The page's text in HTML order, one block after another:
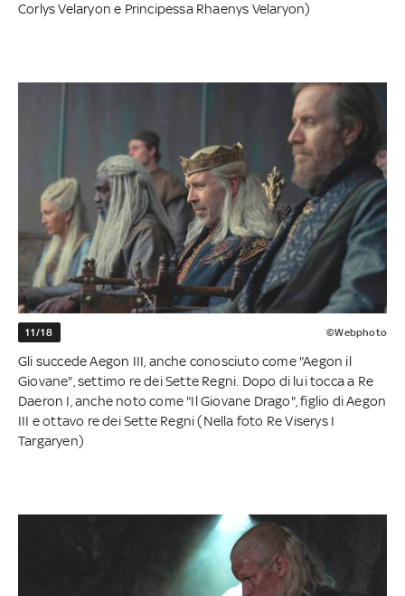
Corlys Velaryon e Principessa Rhaenys Velaryon)
11/18 ©Webphoto
Gli succede Aegon III, anche conosciuto come "Aegon il
Giovane", settimo re dei Sette Regni. Dopo di lui tocca a Re
Daeron I, anche noto come "Il Giovane Drago", figlio di Aegon
III e ottavo re dei Sette Regni (Nella foto Re Viserys I
Targaryen)